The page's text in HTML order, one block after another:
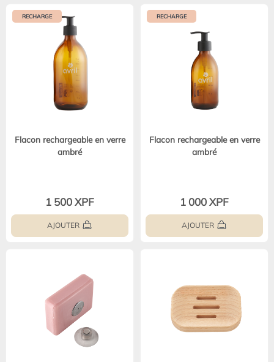
RECHARGE
Flacon rechargeable en verre
ambré
1 500 XPF
AJOUTER
RECHARGE
Flacon rechargeable en verre
ambré
1 000 XPF
AJOUTER